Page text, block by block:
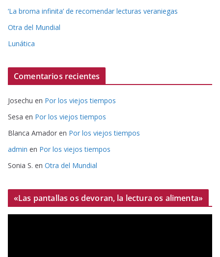
‘La broma infinita’ de recomendar lecturas veraniegas
Otra del Mundial
Lunática
Comentarios recientes
Josechu en Por los viejos tiempos
Sesa en Por los viejos tiempos
Blanca Amador en Por los viejos tiempos
admin en Por los viejos tiempos
Sonia S. en Otra del Mundial
«Las pantallas os devoran, la lectura os alimenta»